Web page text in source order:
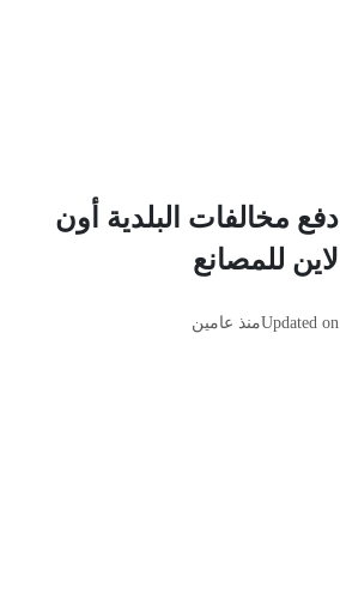
دفع مخالفات البلدية أون
لاين للمصانع
Updated onمنذ عامين